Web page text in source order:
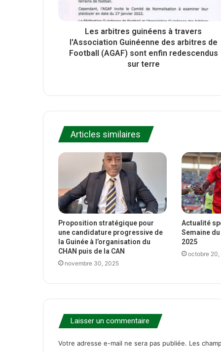
Les arbitres guinéens à travers
l'Association Guinéenne des arbitres de
Football (AGAF) sont enfin redescendus
sur terre
Articles similaires
Proposition stratégique pour
une candidature progressive de
la Guinée à l’organisation du
CHAN puis de la CAN
novembre 30, 2025
Actualité
Semaine
2025
octobre 20,
Laisser un commentaire
Votre adresse e-mail ne sera pas publiée. Les